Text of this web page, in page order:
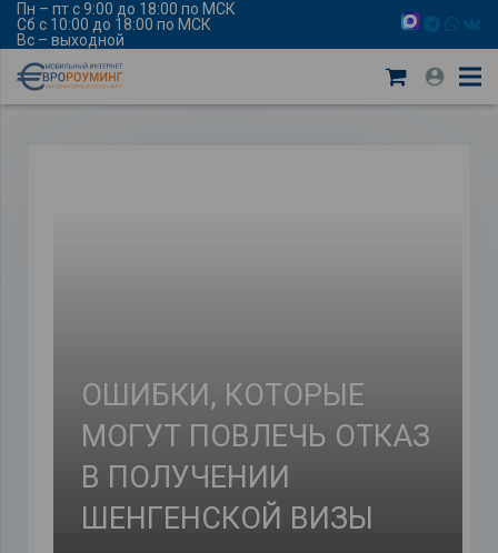
Пн – пт с 9:00 до 18:00 по МСК
Сб с 10:00 до 18:00 по МСК
Вс – выходной
ОШИБКИ, КОТОРЫЕ
МОГУТ ПОВЛЕЧЬ ОТКАЗ
В ПОЛУЧЕНИИ
ШЕНГЕНСКОЙ ВИЗЫ